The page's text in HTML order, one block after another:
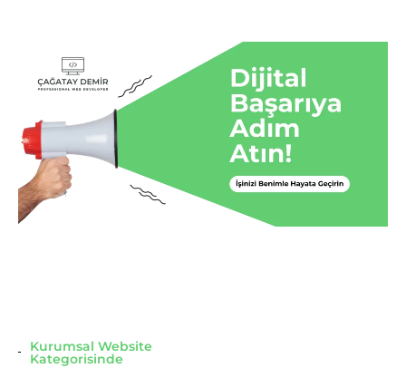
Kurumsal Website
Kategorisinde